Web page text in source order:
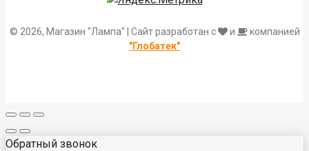
© 2026, Магазин "Лампа" | Сайт разработан с и
компанией
"Глобатек"
Обратный звонок